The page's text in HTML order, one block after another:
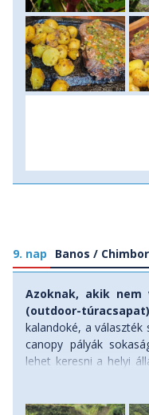
9. nap Banos /
Azoknak, akik nem
(outdoor-
kalandoké, a választék
canopy pályák
lehet keresni a helyi
fog esni a lazulás a
Szállás: szálloda,